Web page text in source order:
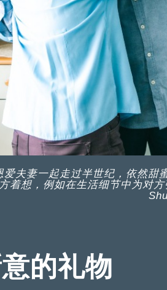
爱夫妻一起走过半世纪，依然甜
着想，例如在生活细节中为对
的礼物